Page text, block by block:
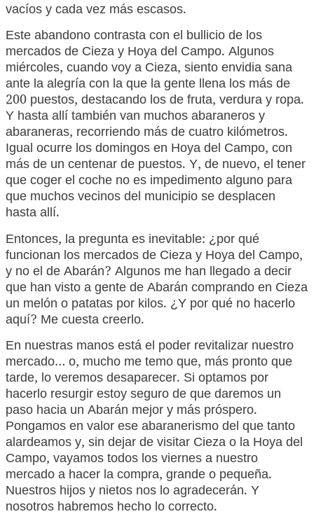
vacíos y cada vez más escasos.
Este abandono contrasta con el bullicio de los
mercados de Cieza y Hoya del Campo. Algunos
miércoles, cuando voy a Cieza, siento envidia sana
ante la alegría con la que la gente llena los más de
200 puestos, destacando los de fruta, verdura y ropa.
Y hasta allí también van muchos abaraneros y
abaraneras, recorriendo más de cuatro kilómetros.
Igual ocurre los domingos en Hoya del Campo, con
más de un centenar de puestos. Y, de nuevo, el tener
que coger el coche no es impedimento alguno para
que muchos vecinos del municipio se desplacen
hasta allí.
Entonces, la pregunta es inevitable: ¿por qué
funcionan los mercados de Cieza y Hoya del Campo,
y no el de Abarán? Algunos me han llegado a decir
que han visto a gente de Abarán comprando en Cieza
un melón o patatas por kilos. ¿Y por qué no hacerlo
aquí? Me cuesta creerlo.
En nuestras manos está el poder revitalizar nuestro
mercado… o, mucho me temo que, más pronto que
tarde, lo veremos desaparecer. Si optamos por
hacerlo resurgir estoy seguro de que daremos un
paso hacia un Abarán mejor y más próspero.
Pongamos en valor ese abaranerismo del que tanto
alardeamos y, sin dejar de visitar Cieza o la Hoya del
Campo, vayamos todos los viernes a nuestro
mercado a hacer la compra, grande o pequeña.
Nuestros hijos y nietos nos lo agradecerán. Y
nosotros habremos hecho lo correcto.